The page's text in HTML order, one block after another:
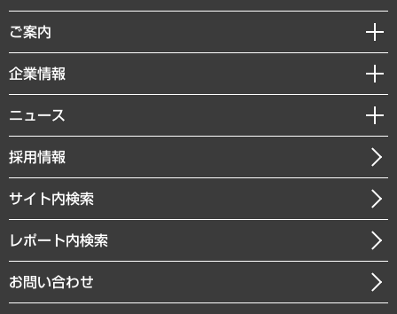
組織・人事戦略
デジタルイノベーション
共生・ダイバーシティ
GRC（ガバナンス・リスク・コンプライアンス）・防災（政策）
経済・産業・雇用・労働
まちづくり・観光・交通・スポーツ・スマートシティ
自然資源・農林水産業・食料システム
経済調査
レポート
コラム
経営用語集
受託・受注実績（官公庁関連）
メディア掲載・出演
ご案内
セミナー・イベント情報
MUFGビジネスセミナー
受託案件情報
企業情報
私たちの想い
社長メッセージ
会社概要
沿革
組織図・本部部室紹介
インドネシア現地法人
ニュース
ニュースリリース
お知らせ
採用情報
サイト内検索
レポート内検索
お問い合わせ